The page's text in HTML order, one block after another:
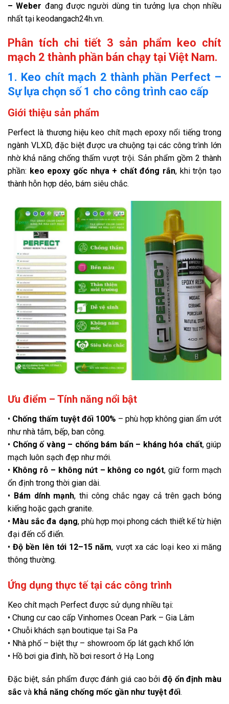
– Weber đang được người dùng tin tưởng lựa chọn nhiều
nhất tại keodangach24h.vn.
Phân tích chi tiết 3 sản phẩm keo chít
mạch 2 thành phần bán chạy tại Việt Nam.
1. Keo chít mạch 2 thành phần Perfect –
Sự lựa chọn số 1 cho công trình cao cấp
Giới thiệu sản phẩm
Perfect là thương hiệu keo chít mạch epoxy nổi tiếng trong
ngành VLXD, đặc biệt được ưa chuộng tại các công trình lớn
nhờ khả năng chống thấm vượt trội. Sản phẩm gồm 2 thành
phần: keo epoxy gốc nhựa + chất đóng rắn, khi trộn tạo
thành hỗn hợp dẻo, bám siêu chắc.
Ưu điểm – Tính năng nổi bật
• Chống thấm tuyệt đối 100% – phù hợp không gian ẩm ướt
như nhà tắm, bếp, ban công.
• Chống ố vàng – chống bám bẩn – kháng hóa chất, giúp
mạch luôn sạch đẹp như mới.
• Không rỗ – không nứt – không co ngót, giữ form mạch
ổn định trong thời gian dài.
• Bám dính mạnh, thi công chắc ngay cả trên gạch bóng
kiếng hoặc gạch granite.
• Màu sắc đa dạng, phù hợp mọi phong cách thiết kế từ hiện
đại đến cổ điển.
•Độ bền lên tới 12–15 năm, vượt xa các loại keo xi măng
thông thường.
Ứng dụng thực tế tại các công trình
Keo chít mạch Perfect được sử dụng nhiều tại:
• Chung cư cao cấp Vinhomes Ocean Park – Gia Lâm
• Chuỗi khách sạn boutique tại Sa Pa
• Nhà phố – biệt thự – showroom ốp lát gạch khổ lớn
• Hồ bơi gia đình, hồ bơi resort ở Hạ Long
Đặc biệt, sản phẩm được đánh giá cao bởi độ ổn định màu
sắc và khả năng chống mốc gần như tuyệt đối.